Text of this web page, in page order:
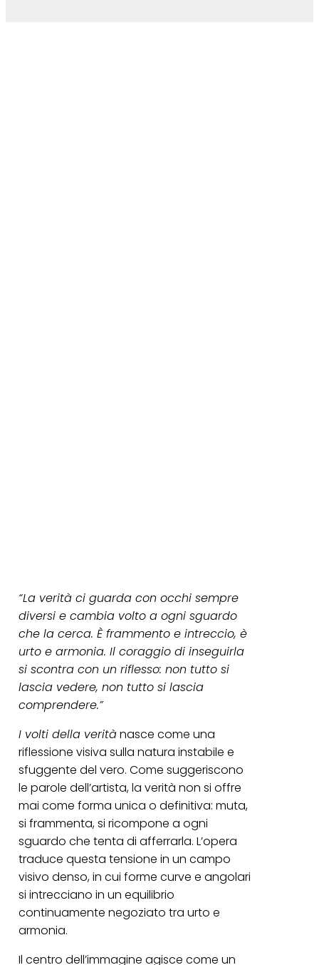
“La verità ci guarda con occhi sempre
diversi e cambia volto a ogni sguardo
che la cerca.È frammento e intreccio, è
urto e armonia.Il coraggio di inseguirla
si scontra con un riflesso: non tutto si
lascia vedere, non tutto si lascia
comprendere.”
I volti della veritànasce come una
riflessione visiva sulla natura instabile e
sfuggente del vero. Come suggeriscono
le parole dell’artista, la verità non si offre
mai come forma unica o definitiva: muta,
si frammenta, si ricompone a ogni
sguardo che tenta di afferrarla. L’opera
traduce questa tensione in un campo
visivo denso, in cui forme curve e angolari
si intrecciano in un equilibrio
continuamente negoziato tra urto e
armonia.
Il centro dell’immagine agisce come un